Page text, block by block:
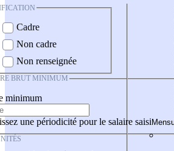
Cadre
Non cadre
Non renseignée
BRUT MINIMUM
minimum
une périodicité pour le salaire saisi